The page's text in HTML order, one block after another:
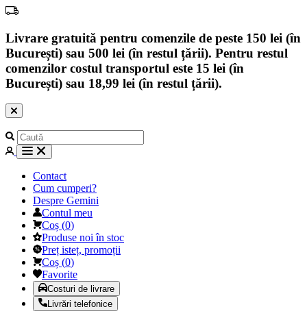
Livrare gratuită pentru comenzile de peste 150 lei (în
București) sau 500 lei (în restul țării). Pentru restul
comenzilor costul transportul este 15 lei (în
București) sau 18,99 lei (în restul țării).
Contact
Cum cumperi?
Despre Gemini
Contul meu
Coș (0)
Produse noi în stoc
Preț isteț, promoții
Coș (0)
Favorite
Costuri de livrare
Livrări telefonice